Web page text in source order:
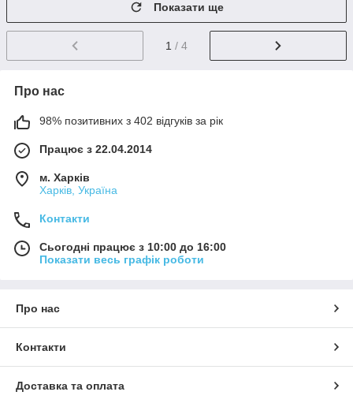
Показати ще
1 / 4
Про нас
98% позитивних з 402 відгуків за рік
Працює з 22.04.2014
м. Харків
Харків, Україна
Контакти
Сьогодні працює з 10:00 до 16:00
Показати весь графік роботи
Про нас
Контакти
Доставка та оплата